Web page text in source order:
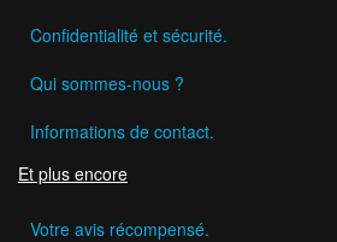
Confidentialité et sécurité.
Qui sommes-nous ?
Informations de contact.
Et plus encore
Votre avis récompensé.